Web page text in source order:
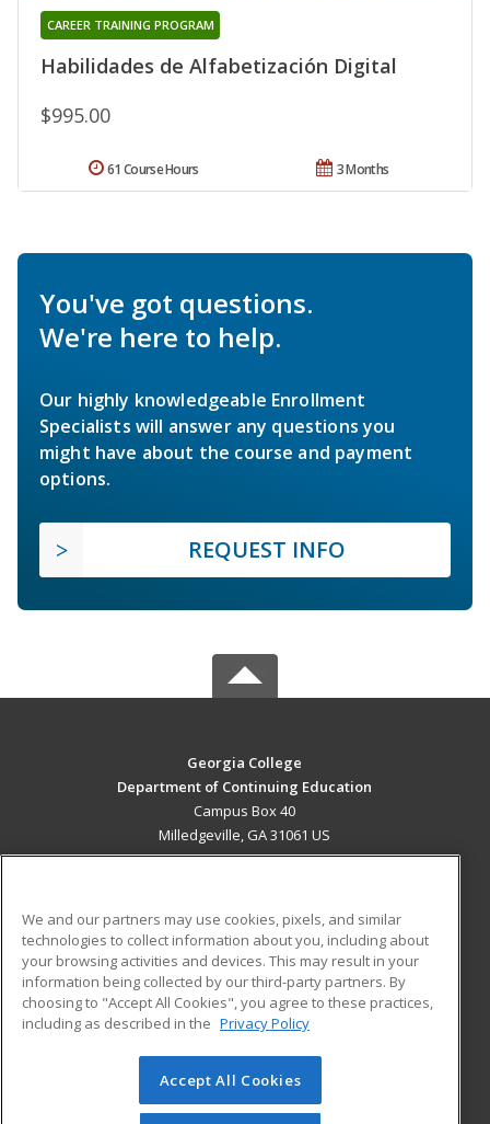
Habilidades de Alfabetización Digital
CAREER TRAINING PROGRAM
$995.00
3 Months
61 Course Hours
You've got questions.
We're here to help.
Our highly knowledgeable Enrollment
Specialists will answer any questions you
might have about the course and payment
options.
REQUEST INFO
Georgia College
Department of Continuing Education
Campus Box 40
Milledgeville, GA 31061 US
ADDITIONAL RESOURCES
Military
Financial Assistance
Help
Student Blog
© 2026 ed2go, a division of Cengage Learning. All rights
reserved. The material on this site cannot be reproduced or
We and our partners may use cookies, pixels, and similar
technologies to collect information about you, including about
your browsing activities and devices. This may result in your
information being collected by our third-party partners. By
choosing to "Accept All Cookies", you agree to these practices,
including as described in the Privacy Policy
Accept All Cookies